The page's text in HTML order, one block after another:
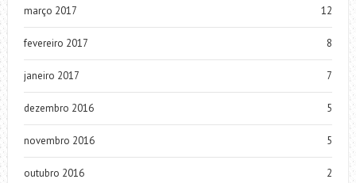
março 2017 12
fevereiro 2017 8
janeiro 2017 7
dezembro 2016 5
novembro 2016 5
outubro 2016 2